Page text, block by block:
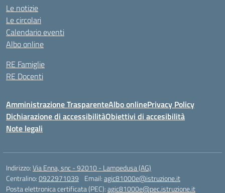
Le notizie
Le circolari
Calendario eventi
Albo online
RE Famiglie
RE Docenti
Amministrazione TrasparenteAlbo onlinePrivacy Policy
Dichiarazione di accessibilitàObiettivi di accesibilità
Note legali
Indirizzo:Via Enna, snc - 92010 - Lampedusa (AG)
Centralino:0922971039 Email:agic81000e@istruzione.it
Posta elettronica certificata (PEC):agic81000e@pec.istruzione.it